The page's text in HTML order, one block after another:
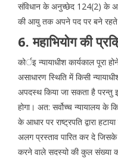
संविधान के अनुच्छेद 124(2) के
की आयु तक अपने पद पर बने
6. महाभियोग की
कोर्इ न्यायाधीश कार्यकाल पूरा
असाधारण स्थिति में किसी
अपदस्थ किया जा सकता है परन्तु
होगा। अत: सर्वोच्च न्यायालय के
के आधार पर राष्ट्रपति द्वारा
अलग प्रस्ताव पारित कर दे
करने वाले सदस्यो की कुल संख्या